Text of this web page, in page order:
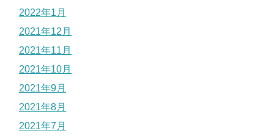
2022年1月
2021年12月
2021年11月
2021年10月
2021年9月
2021年8月
2021年7月